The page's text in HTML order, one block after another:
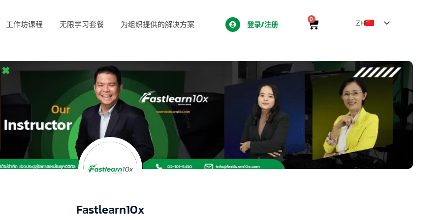
工作坊课程 无限学习套餐 为组织提供的解决方案 登录/注册
0
ZH
LO
MY
Fastlearn10x